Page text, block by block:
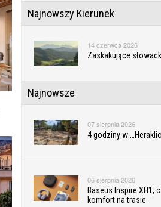
Najnowszy Kierunek
14 czerwca 2026
Zaskakujące
Najnowsze
07 sierpnia 2026
4 godziny w
06 sierpnia 2026
Baseus Inspire XH1,
komfort na trasie